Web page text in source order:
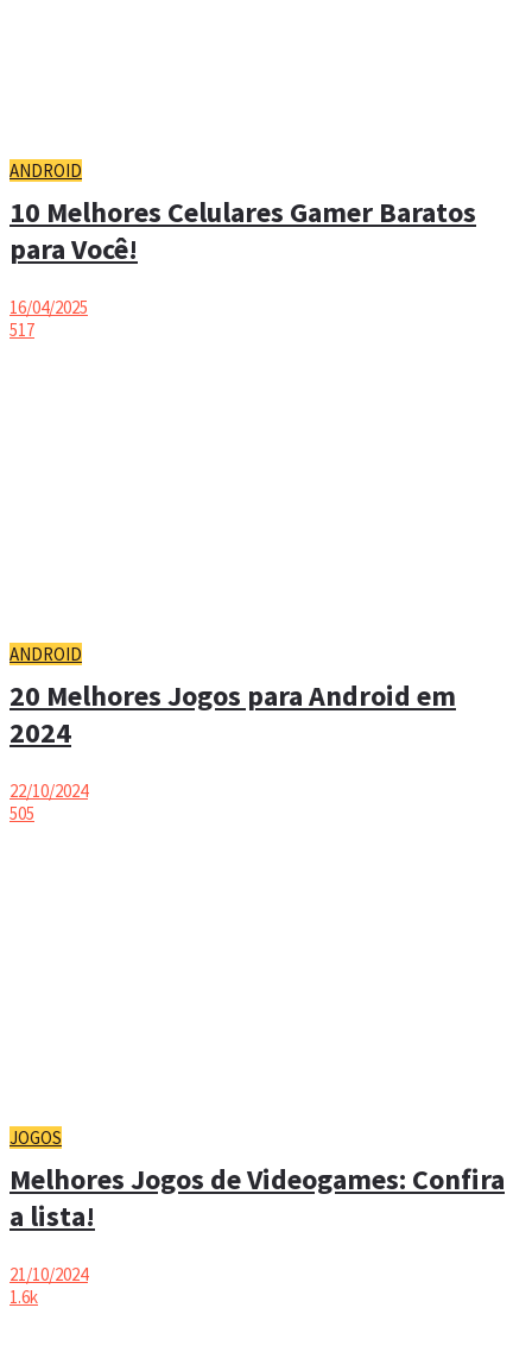
ANDROID
10 Melhores Celulares Gamer Baratos
para Você!
16/04/2025
517
ANDROID
20 Melhores Jogos para Android em
2024
22/10/2024
505
JOGOS
Melhores Jogos de Videogames: Confira
a lista!
21/10/2024
1.6k